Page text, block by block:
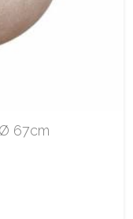
67cm